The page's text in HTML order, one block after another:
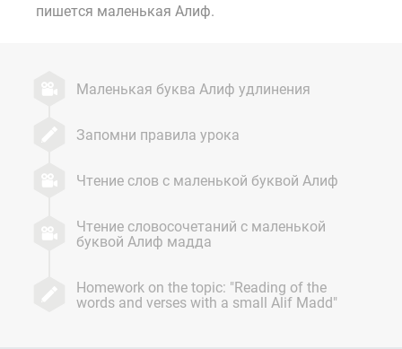
пишется маленькая Алиф.
Маленькая буква Алиф удлинения
Запомни правила урока
Чтение слов с маленькой буквой Алиф
Чтение словосочетаний с маленькой
буквой Алиф мадда
Homework on the topic: "Reading of the
words and verses with a small Alif Madd"